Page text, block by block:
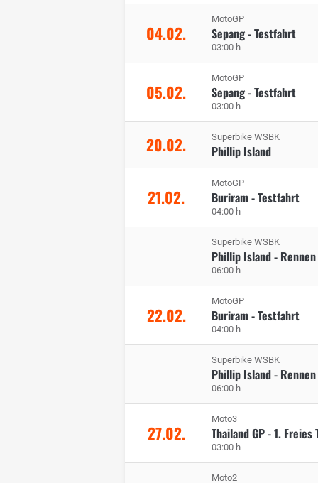
04.02.
MotoGP
Sepang - Testfahrt
03:00 h
05.02.
MotoGP
Sepang - Testfahrt
03:00 h
20.02. Superbike WSBK
Phillip Island
21.02.
MotoGP
Buriram - Testfahrt
04:00 h
Superbike WSBK
Phillip Island - Rennen
06:00 h
22.02.
MotoGP
Buriram - Testfahrt
04:00 h
Superbike WSBK
Phillip Island -
06:00 h
27.02.
Moto3
Thailand GP - 1. Freies
03:00 h
Moto2